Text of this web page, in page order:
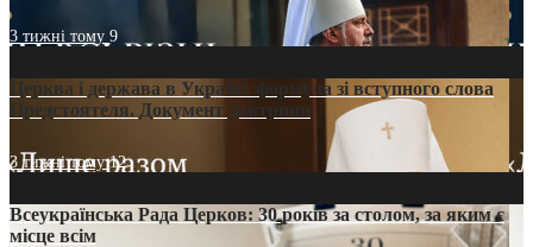
3 тижні тому 9
Церква і держава в Україні: формула зі вступного слова
Предстоятеля. Документ доктрини
3 тижні тому12
Всеукраїнська Рада Церков: 30 років за столом, за яким є
місце всім